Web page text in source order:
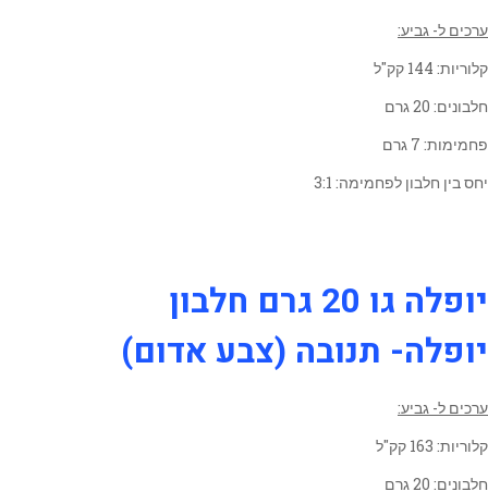
ערכים ל- גביע:
קלוריות: 144 קק"ל
חלבונים: 20 גרם
פחמימות: 7 גרם
יחס בין חלבון לפחמימה: 3:1
יופלה גו 20 גרם חלבון
יופלה- תנובה (צבע אדום)
ערכים ל- גביע:
קלוריות: 163 קק"ל
חלבונים: 20 גרם